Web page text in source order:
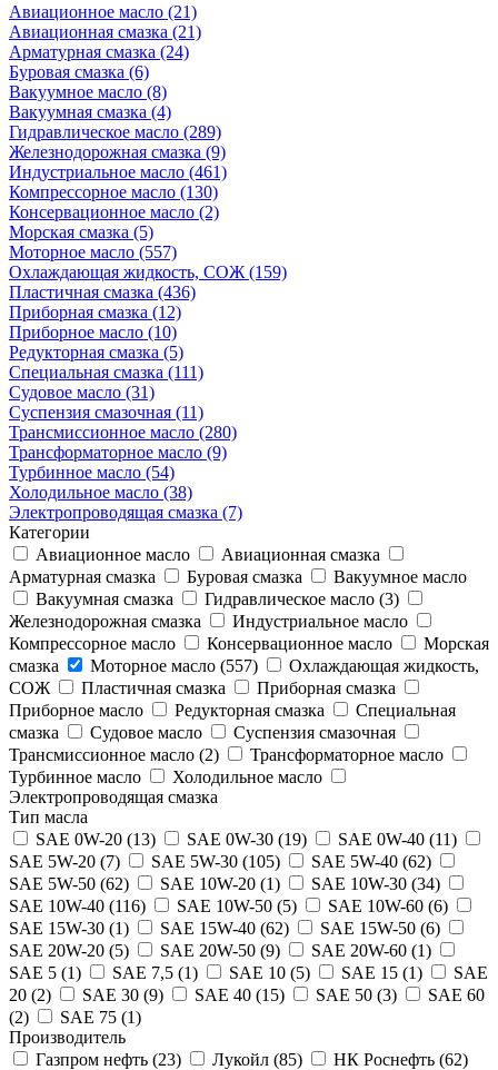
Авиационное масло (21)
Авиационная смазка (21)
Арматурная смазка (24)
Буровая смазка (6)
Вакуумное масло (8)
Вакуумная смазка (4)
Гидравлическое масло (289)
Железнодорожная смазка (9)
Индустриальное масло (461)
Компрессорное масло (130)
Консервационное масло (2)
Морская смазка (5)
Моторное масло (557)
Охлаждающая жидкость, СОЖ (159)
Пластичная смазка (436)
Приборная смазка (12)
Приборное масло (10)
Редукторная смазка (5)
Специальная смазка (111)
Судовое масло (31)
Суспензия смазочная (11)
Трансмиссионное масло (280)
Трансформаторное масло (9)
Турбинное масло (54)
Холодильное масло (38)
Электропроводящая смазка (7)
Категории
Авиационное масло
Авиационная смазка
Арматурная смазка
Буровая смазка
Вакуумное масло
Вакуумная смазка
Гидравлическое масло (3)
Железнодорожная смазка
Индустриальное масло
Компрессорное масло
Консервационное масло
Морская
смазка
Моторное масло (557)
Охлаждающая жидкость,
СОЖ
Пластичная смазка
Приборная смазка
Приборное масло
Редукторная смазка
Специальная
смазка
Судовое масло
Суспензия смазочная
Трансмиссионное масло (2)
Трансформаторное масло
Турбинное масло
Холодильное масло
Электропроводящая смазка
Тип масла
SAE 0W-20 (13)
SAE 0W-30 (19)
SAE 0W-40 (11)
SAE 5W-20 (7)
SAE 5W-30 (105)
SAE 5W-40 (62)
SAE 5W-50 (62)
SAE 10W-20 (1)
SAE 10W-30 (34)
SAE 10W-40 (116)
SAE 10W-50 (5)
SAE 10W-60 (6)
SAE 15W-30 (1)
SAE 15W-40 (62)
SAE 15W-50 (6)
SAE 20W-20 (5)
SAE 20W-50 (9)
SAE 20W-60 (1)
SAE 5 (1)
SAE 7,5 (1) SAE 10 (5) SAE 15 (1)
SAE
20 (2)
SAE 30 (9) SAE 40 (15) SAE 50 (3)
SAE 60
(2)
SAE 75 (1)
Производитель
Газпром нефть (23)
Лукойл (85)
НК Роснефть (62)